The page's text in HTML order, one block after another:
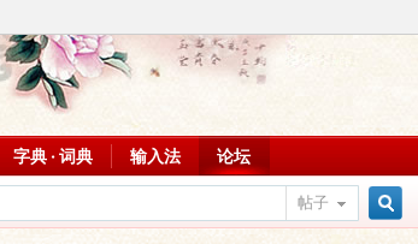
字典 · 词典 输入法 论坛
帖子